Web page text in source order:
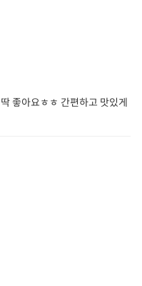
좋아요ㅎㅎ 간편하고 맛있게